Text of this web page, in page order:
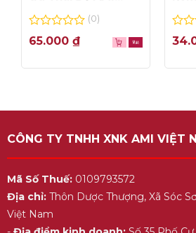
thơm ngon, túi lọc
0
out
5
(0)
65.000 ₫
–
0
out
5
CÔNG TY TNHH XNK AMI VIỆT
Mã Số Thuế:0109793572
Địa chỉ:Thôn Dược Thượng, Xã Sóc
Việt Nam